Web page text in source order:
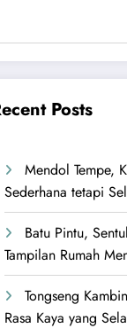
Posts
Mendol Tempe,
Sederhana tetapi
Batu Pintu,
Tampilan Rumah
Tongseng
Rasa Kaya yang